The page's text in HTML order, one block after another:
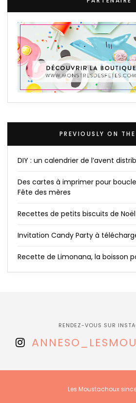
PREVIOUSLY ON
DIY : un calendrier de l’avent
Des cartes à imprimer pour
Fête des mères
Recettes de petits biscuits de Noël
Invitation Candy Party à
Recette de Limonana, la boisson
RENDEZ-VOUS SUR
Les Moustachoux